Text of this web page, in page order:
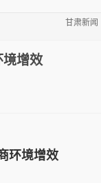
甘肃新闻
境增效
环境增效